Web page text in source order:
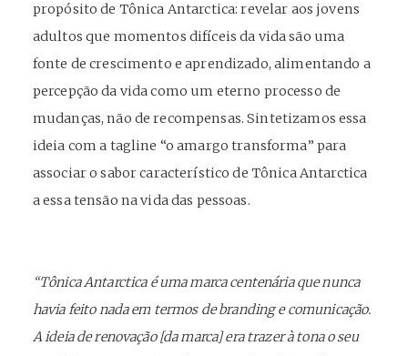
propósito de Tônica Antarctica: revelar aos jovens
adultos que momentos difíceis da vida são uma
fonte de crescimento e aprendizado, alimentando a
percepção da vida como um eterno processo de
mudanças, não de recompensas. Sintetizamos essa
ideia com a tagline “o amargo transforma” para
associar o sabor característico de Tônica Antarctica
a essa tensão na vida das pessoas.
“Tônica Antarctica é uma marca centenária que nunca
havia feito nada em termos de branding e comunicação.
A ideia de renovação [da marca] eratrazer à tona o seu